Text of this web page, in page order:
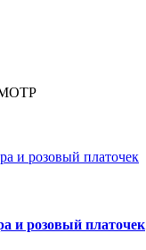
и розовый платочек